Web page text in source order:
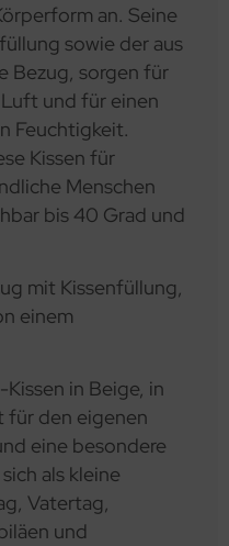
an. Seine
sowie der aus
Bezug, sorgen für
und für einen
Feuchtigkeit.
Kissen für
Menschen
bis 40 Grad und
mit Kissenfüllung,
einem
in Beige, in
für den eigenen
eine besondere
als kleine
Vatertag,
und